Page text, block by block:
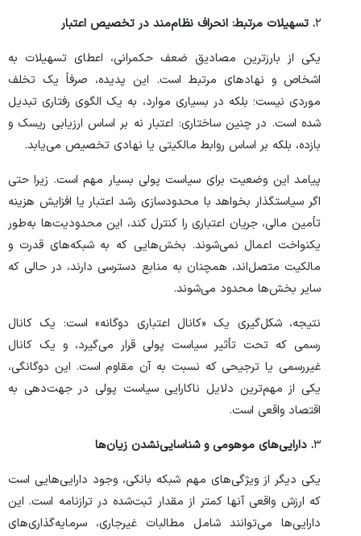
۲. تسهیلات مرتبط: انحراف نظام‌مند در تخصیص اعتبار
یکی از بارزترین مصادیق ضعف حکمرانی، اعطای تسهیلات به
اشخاص و نهاد‌های مرتبط است. این پدیده، صرفاً یک تخلف
موردی نیست؛ بلکه در بسیاری موارد، به یک الگوی رفتاری تبدیل
شده است. در چنین ساختاری: اعتبار نه بر اساس ارزیابی ریسک و
بازده، بلکه بر اساس روابط مالکیتی یا نهادی تخصیص می‌یابد.
پیامد این وضعیت برای سیاست پولی بسیار مهم است. زیرا حتی
اگر سیاستگذار بخواهد با محدودسازی رشد اعتبار یا افزایش هزینه
تأمین مالی، جریان اعتباری را کنترل کند، این محدودیت‌ها به‌طور
یکنواخت اعمال نمی‌شوند. بخش‌هایی که به شبکه‌های قدرت و
مالکیت متصل‌اند، همچنان به منابع دسترسی دارند، در حالی که
سایر بخش‌ها محدود می‌شوند.
نتیجه، شکل‌گیری یک «کانال اعتباری دوگانه» است: یک کانال
رسمی که تحت تأثیر سیاست پولی قرار می‌گیرد، و یک کانال
غیررسمی یا ترجیحی که نسبت به آن مقاوم است. این دوگانگی،
یکی از مهم‌ترین دلایل ناکارایی سیاست پولی در جهت‌دهی به
اقتصاد واقعی است.
۳. دارایی‌های موهومی و شناسایی‌نشدن زیان‌ها
یکی دیگر از ویژگی‌های مهم شبکه بانکی، وجود دارایی‌هایی است
که ارزش واقعی آنها کمتر از مقدار ثبت‌شده در ترازنامه است. این
دارایی‌ها می‌توانند شامل مطالبات غیرجاری، سرمایه‌گذاری‌های